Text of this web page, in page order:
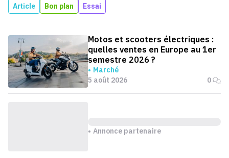
Article Bon plan Essai
Motos et scooters électriques :
quelles ventes en Europe au 1er
semestre 2026 ?
Marché
5 août 2026
0
Annonce partenaire